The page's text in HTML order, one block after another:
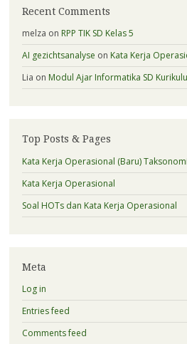
Recent Comments
melza on RPP TIK SD Kelas 5
AI gezichtsanalyse on Kata Kerja
Lia on Modul Ajar Informatika SD
Top Posts & Pages
Kata Kerja Operasional (Baru)
Kata Kerja Operasional
Soal HOTs dan Kata Kerja Operasional
Meta
Log in
Entries feed
Comments feed